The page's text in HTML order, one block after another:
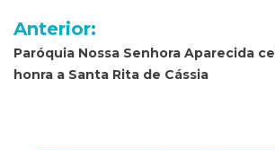
Navegação
de
Anterior:
Paróquia Nossa Senhora Aparecida
honra a Santa Rita de Cássia